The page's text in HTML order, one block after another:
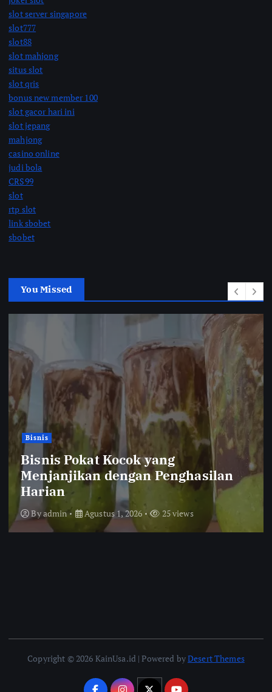
slot server singapore
slot777
slot88
slot mahjong
situs slot
slot qris
bonus new member 100
slot gacor hari ini
slot jepang
mahjong
casino online
judi bola
CRS99
slot
rtp slot
link sbobet
sbobet
You Missed
Bisnis
Bisnis Pokat Kocok yang
Menjanjikan dengan Penghasilan
Harian
Byadmin Agustus 1, 2026 25 views
Copyright © 2026 KainUsa.id | Powered byDesert Themes